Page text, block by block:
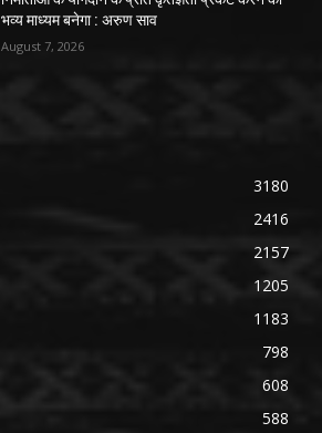
भव्य माध्यम बनेगा : अरुण साव
August 7, 2026
3180
2416
2157
1205
1183
798
608
588